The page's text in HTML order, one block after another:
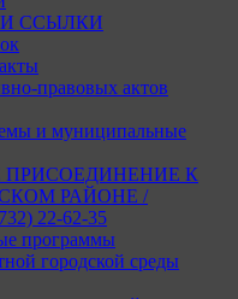
ССЫЛКИ
правовых актов
и муниципальные
ПРИСОЕДИНЕНИЕ К
РАЙОНЕ /
22-62-35
программы
городской среды